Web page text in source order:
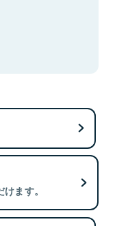
ます。